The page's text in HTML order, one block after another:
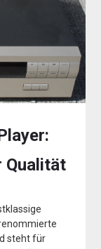
Qualität
steht für